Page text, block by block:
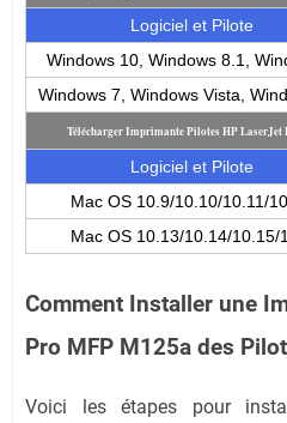
Logiciel et Pilote
Windows 10, Windows 8.1,
Windows 7, Windows Vista,
Télécharger Imprimante Pilotes HP LaserJet
Logiciel et Pilote
Mac OS 10.9/10.10/10.11/
Mac OS 10.13/10.14/10.15/
Comment Installer une
Pro MFP M125a des
Voici les étapes pour